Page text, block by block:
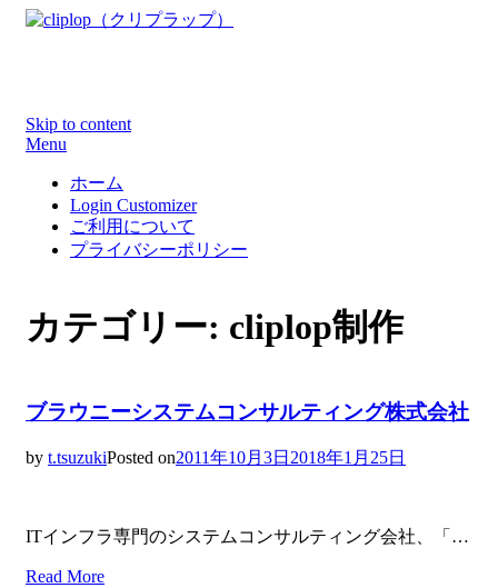
Skip to content
Menu
ホーム
Login Customizer
ご利用について
プライバシーポリシー
カテゴリー: cliplop制作
ブラウニーシステムコンサルティング株式会社
by t.tsuzukiPosted on2011年10月3日 2018年1月25日
ITインフラ専門のシステムコンサルティング会社、「…
Read More